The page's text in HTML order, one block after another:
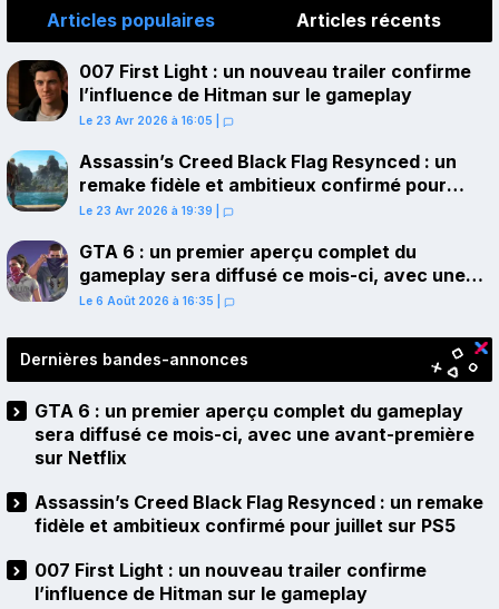
Articles populaires Articles récents
007 First Light : un nouveau trailer confirme
l’influence de Hitman sur le gameplay
Le 23 Avr 2026 à 16:05
Assassin’s Creed Black Flag Resynced : un
remake fidèle et ambitieux confirmé pour
juillet sur PS5
Le 23 Avr 2026 à 19:39
GTA 6 : un premier aperçu complet du
gameplay sera diffusé ce mois-ci, avec une
avant-première sur Netflix
Le 6 Août 2026 à 16:35
Dernières bandes-annonces
GTA 6 : un premier aperçu complet du gameplay
sera diffusé ce mois-ci, avec une avant-première
sur Netflix
Assassin’s Creed Black Flag Resynced : un remake
fidèle et ambitieux confirmé pour juillet sur PS5
007 First Light : un nouveau trailer confirme
l’influence de Hitman sur le gameplay